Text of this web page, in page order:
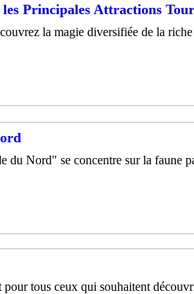
Principales Attractions
la magie diversifiée de la
Nord" se concentre sur la faune
tous ceux qui souhaitent